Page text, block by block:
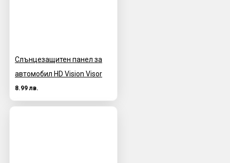
Слънцезащитен панел за
автомобил HD Vision Visor
8.99 лв.